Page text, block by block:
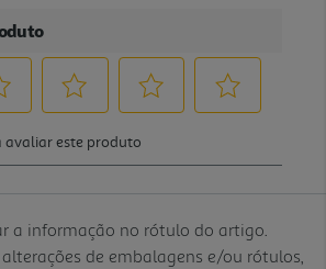
a informação no rótulo do artigo.
de embalagens e/ou rótulos,